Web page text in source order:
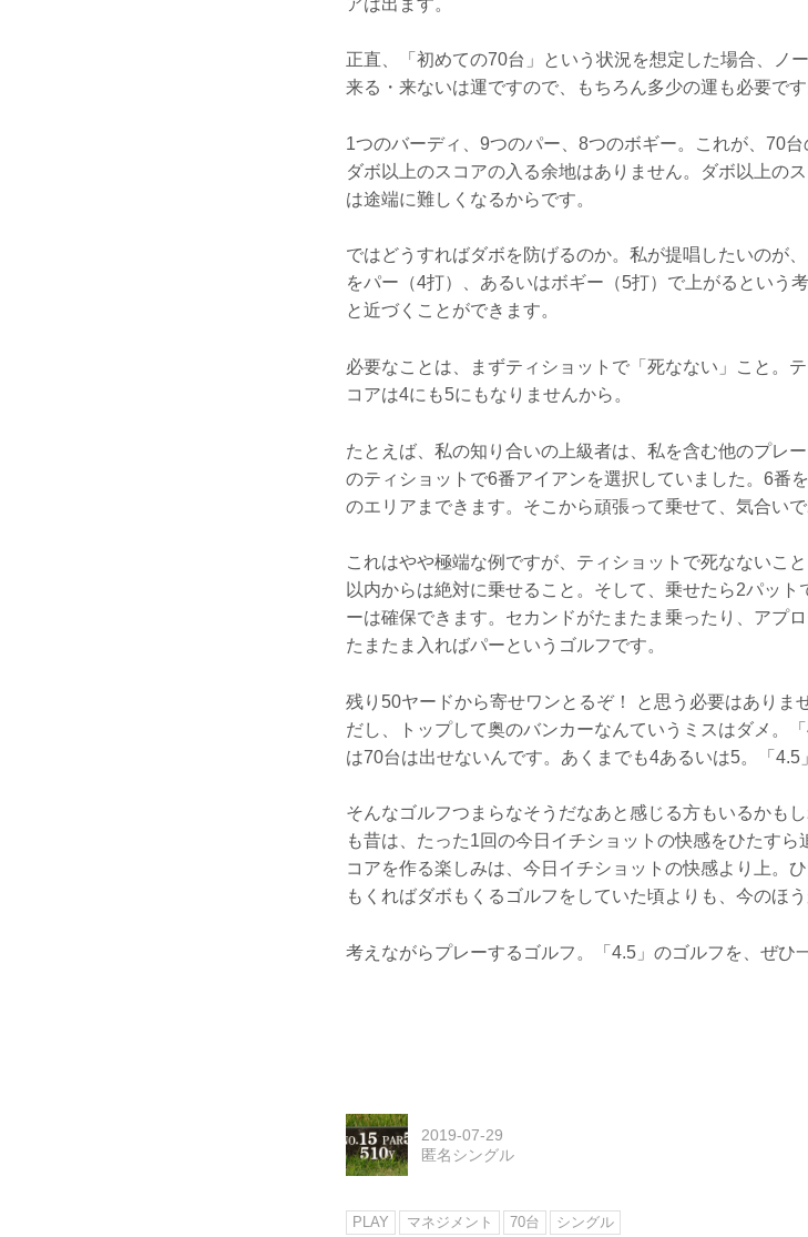
正直、「初めての70台」という状況を想定した場合、ノ
来る・来ないは運ですので、もちろん多少の運も必要です
1つのバーディ、9つのパー、8つのボギー。これが、70
ダボ以上のスコアの入る余地はありません。ダボ以上の
は途端に難しくなるからです。
ではどうすればダボを防げるのか。私が提唱したいのが
をパー（4打）、あるいはボギー（5打）で上がるという
と近づくことができます。
必要なことは、まずティショットで「死なない」こと。
コアは4にも5にもなりませんから。
たとえば、私の知り合いの上級者は、私を含む他のプレ
のティショットで6番アイアンを選択していました。6番
のエリアまできます。そこから頑張って乗せて、気合い
これはやや極端な例ですが、ティショットで死なないこ
以内からは絶対に乗せること。そして、乗せたら2パッ
ーは確保できます。セカンドがたまたま乗ったり、アプ
たまたま入ればパーというゴルフです。
残り50ヤードから寄せワンとるぞ！ と思う必要はありま
だし、トップして奥のバンカーなんていうミスはダメ。
は70台は出せないんです。あくまでも4あるいは5。「4.5
そんなゴルフつまらなそうだなあと感じる方もいるかも
も昔は、たった1回の今日イチショットの快感をひたす
コアを作る楽しみは、今日イチショットの快感より上。
もくればダボもくるゴルフをしていた頃よりも、今のほ
考えながらプレーするゴルフ。「4.5」のゴルフを、ぜひ
2019-07-29
匿名シングル
PLAY マネジメント 70台 シングル